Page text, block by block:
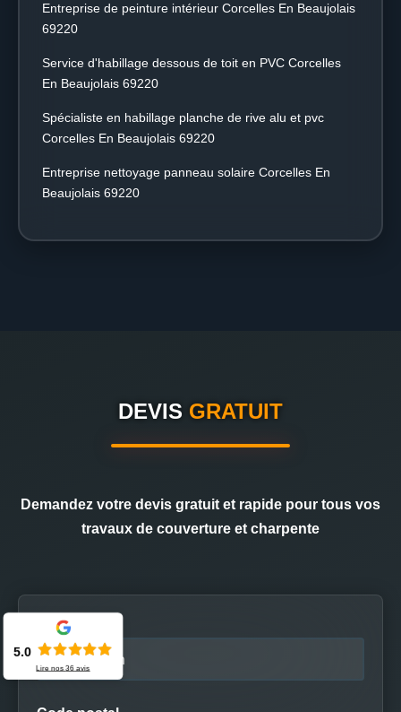
Entreprise de peinture intérieur Corcelles En Beaujolais
69220
Service d'habillage dessous de toit en PVC Corcelles
En Beaujolais 69220
Spécialiste en habillage planche de rive alu et pvc
Corcelles En Beaujolais 69220
Entreprise nettoyage panneau solaire Corcelles En
Beaujolais 69220
DEVIS GRATUIT
Demandez votre devis gratuit et rapide pour tous vos
travaux de couverture et charpente
Nom
5.0
Lire nos36 avis